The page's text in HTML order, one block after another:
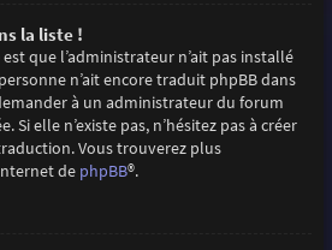
la liste !
que l’administrateur n’ait pas installé
n’ait encore traduit phpBB dans
à un administrateur du forum
Si elle n’existe pas, n’hésitez pas à créer
Vous trouverez plus
de phpBB®.